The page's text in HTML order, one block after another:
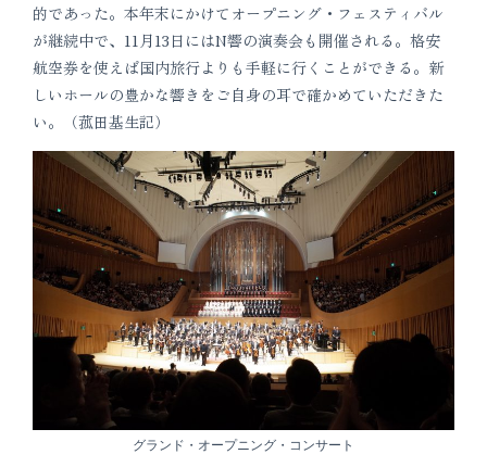
的であった。本年末にかけてオープニング・フェスティバル
が継続中で、11月13日にはN響の演奏会も開催される。格安
航空券を使えば国内旅行よりも手軽に行くことができる。新
しいホールの豊かな響きをご自身の耳で確かめていただきた
い。（菰田基生記）
グランド・オープニング・コンサート